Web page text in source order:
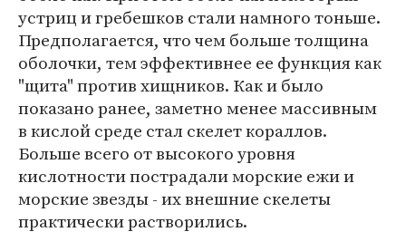
устриц и гребешков стали намного тоньше.
Предполагается, что чем больше толщина
оболочки, тем эффективнее ее функция как
"щита" против хищников. Как и было
показано ранее, заметно менее массивным
в кислой среде стал скелет кораллов.
Больше всего от высокого уровня
кислотности пострадали морские ежи и
морские звезды - их внешние скелеты
практически растворились.